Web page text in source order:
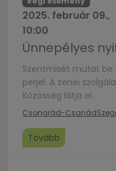
2025. február 09.,
10:00
Ünnepélyes
Szentmisét mutat be
perjel. A zenei
Közösség látja el.
Csongrád-Csanád
Tovább